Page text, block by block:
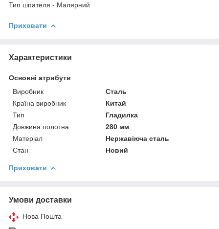
Тип шпателя - Малярний
Приховати
Характеристики
Основні атрибути
Виробник
Сталь
Країна виробник
Китай
Тип
Гладилка
Довжина полотна
280 мм
Матеріал
Нержавіюча сталь
Стан
Новий
Приховати
Умови доставки
Нова Пошта